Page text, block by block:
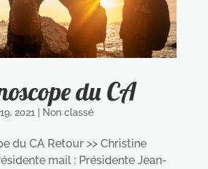
du CA
2021 Non classé
du CA Retour >> Christine
mail : Présidente Jean-